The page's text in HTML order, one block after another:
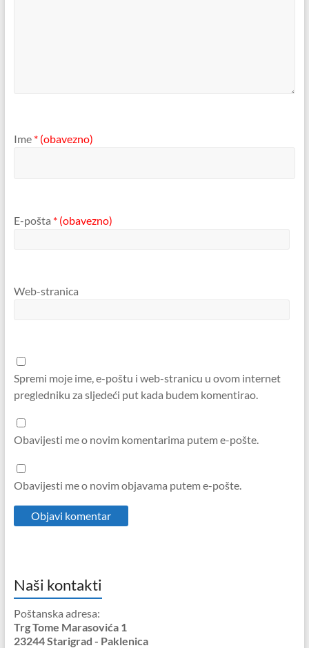
Ime * (obavezno)
E-pošta * (obavezno)
Web-stranica
Spremi moje ime, e-poštu i web-stranicu u ovom internet
pregledniku za sljedeći put kada budem komentirao.
Obavijesti me o novim komentarima putem e-pošte.
Obavijesti me o novim objavama putem e-pošte.
Naši kontakti
Poštanska adresa:
Trg Tome Marasovića 1
23244 Starigrad - Paklenica